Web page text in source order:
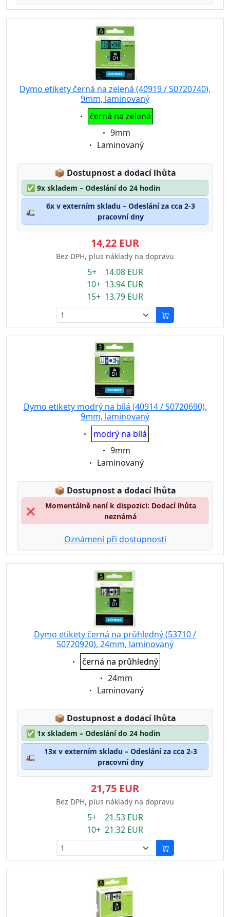
Dymo etikety černá na zelená (40919 / S0720740),
9mm, laminovaný
Eigenschaft:
černá na zelená
Eigenschaft:
9mm
Eigenschaft:
Laminovaný
📦 Lagerstatus:
Dostupnost a dodací lhůta
✅ 9x skladem – Odeslání do 24 hodin
🚛
6x v externím skladu – Odeslání za cca 2-3
pracovní dny
14,22 EUR
Bez DPH, plus náklady na dopravu
5+ 14.08 EUR
10+ 13.94 EUR
15+ 13.79 EUR
Dymo etikety modrý na bílá (40914 / S0720690),
9mm, laminovaný
Eigenschaft:
modrý na bílá
Eigenschaft:
9mm
Eigenschaft:
Laminovaný
📦 Lagerstatus:
Dostupnost a dodací lhůta
❌
Momentálně není k dispozici: Dodací lhůta
neznámá
Oznámení při dostupnosti
Dymo etikety černá na průhledný (53710 /
S0720920), 24mm, laminovaný
Eigenschaft:
černá na průhledný
Eigenschaft:
24mm
Eigenschaft:
Laminovaný
📦 Lagerstatus:
Dostupnost a dodací lhůta
✅ 1x skladem – Odeslání do 24 hodin
🚛
13x v externím skladu – Odeslání za cca 2-3
pracovní dny
21,75 EUR
Bez DPH, plus náklady na dopravu
5+ 21.53 EUR
10+ 21.32 EUR